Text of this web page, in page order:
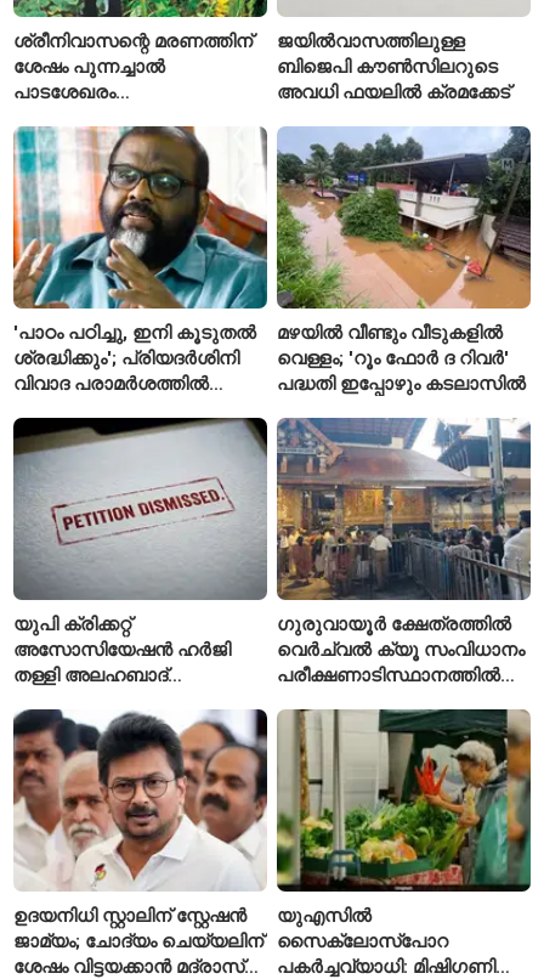
ശ്രീനിവാസന്റെ മരണത്തിന്
ശേഷം പുന്നച്ചാൽ
പാടശേഖരം
കർഷകർ
ജയിൽവാസത്തിലുള്ള
ബിജെപി കൗൺസിലറുടെ
അവധി ഫയലിൽ ക്രമക്കേട്
'പാഠം പഠിച്ചു, ഇനി കൂടുതൽ
ശ്രദ്ധിക്കും'; പ്രിയദർശിനി
വിവാദ പരാമർശത്തിൽ
സി.പി. ജോൺ
മഴയിൽ വീണ്ടും വീടുകളിൽ
വെള്ളം; 'റൂം ഫോർ ദ റിവർ'
പദ്ധതി ഇപ്പോഴും കടലാസിൽ
യുപി ക്രിക്കറ്റ്
അസോസിയേഷൻ ഹർജി
തള്ളി അലഹബാദ്
ഗുരുവായൂർ ക്ഷേത്രത്തിൽ
വെർച്വൽ ക്യൂ സംവിധാനം
പരീക്ഷണാടിസ്ഥാനത്തിൽ
ഉദയനിധി സ്റ്റാലിന് സ്റ്റേഷൻ
ജാമ്യം; ചോദ്യം ചെയ്യലിന്
ശേഷം വിട്ടയക്കാൻ മദ്രാസ്
യുഎസിൽ
സൈക്ലോസ്പോറ
പകർച്ചവ്യാധി: മിഷിഗണിൽ